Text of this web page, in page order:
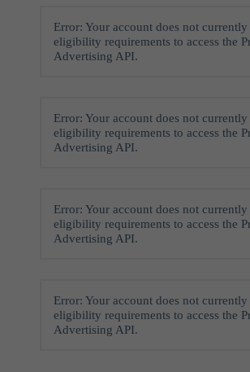
Error: Your account does not currently
eligibility requirements to access the
Advertising API.
Error: Your account does not currently
eligibility requirements to access the
Advertising API.
Error: Your account does not currently
eligibility requirements to access the
Advertising API.
Error: Your account does not currently
eligibility requirements to access the
Advertising API.